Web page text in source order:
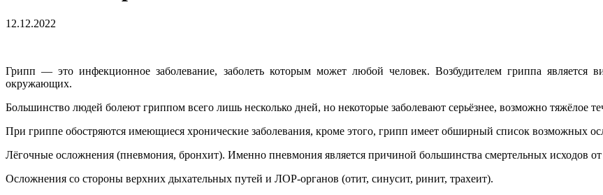
12.12.2022
Грипп — это инфекционное заболевание, заболеть которым может любой человек. Возбудителем гриппа является
окружающих.
Большинство людей болеют гриппом всего лишь несколько дней, но некоторые заболевают серьёзнее, возможно тяжёлое
При гриппе обостряются имеющиеся хронические заболевания, кроме этого, грипп имеет обширный список возможных
Лёгочные осложнения (пневмония, бронхит). Именно пневмония является причиной большинства смертельных исходов
Осложнения со стороны верхних дыхательных путей и ЛОР-органов (отит, синусит, ринит, трахеит).